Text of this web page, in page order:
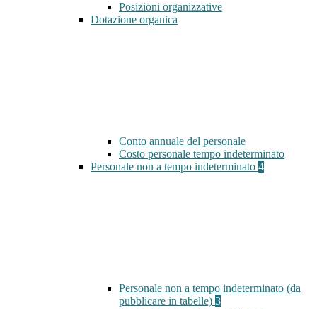
Posizioni organizzative
Dotazione organica
Conto annuale del personale
Costo personale tempo indeterminato
Personale non a tempo indeterminato 4
Personale non a tempo indeterminato (da
pubblicare in tabelle) 3